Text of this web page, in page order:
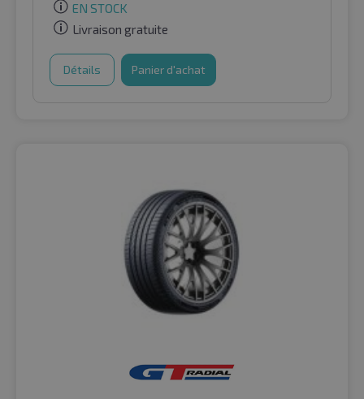
EN STOCK
Livraison gratuite
Détails Panier d'achat